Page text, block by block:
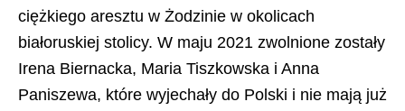
ciężkiego aresztu w Żodzinie w okolicach
białoruskiej stolicy. W maju 2021 zwolnione zostały
Irena Biernacka, Maria Tiszkowska i Anna
Paniszewa, które wyjechały do Polski i nie mają już